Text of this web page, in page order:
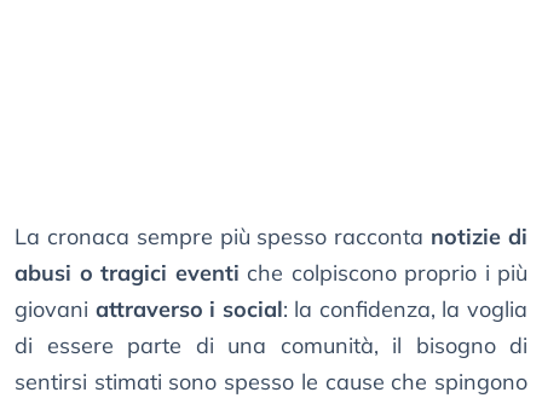
La cronaca sempre più spesso racconta notizie di
abusi o tragici eventi che colpiscono proprio i più
giovani attraverso i social: la confidenza, la voglia
di essere parte di una comunità, il bisogno di
sentirsi stimati sono spesso le cause che spingono